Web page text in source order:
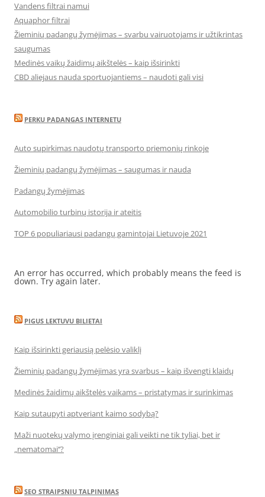
Vandens filtrai namui
Aquaphor filtrai
Žieminių padangų žymėjimas – svarbu vairuotojams ir užtikrintas
saugumas
Medinės vaikų žaidimų aikštelės – kaip išsirinkti
CBD aliejaus nauda sportuojantiems – naudoti gali visi
PERKU PADANGAS INTERNETU
Auto supirkimas naudotų transporto priemonių rinkoje
Žieminių padangų žymėjimas – saugumas ir nauda
Padangų žymėjimas
Automobilio turbinų istorija ir ateitis
TOP 6 populiariausi padangų gamintojai Lietuvoje 2021
An error has occurred, which probably means the feed is
down. Try again later.
PIGUS LEKTUVU BILIETAI
Kaip išsirinkti geriausią pelėsio valiklį
Žieminių padangų žymėjimas yra svarbus – kaip išvengti klaidų
Medinės žaidimų aikštelės vaikams – pristatymas ir surinkimas
Kaip sutaupyti aptveriant kaimo sodybą?
Maži nuotekų valymo įrenginiai gali veikti ne tik tyliai, bet ir
„nematomai‘‘?
SEO STRAIPSNIU TALPINIMAS